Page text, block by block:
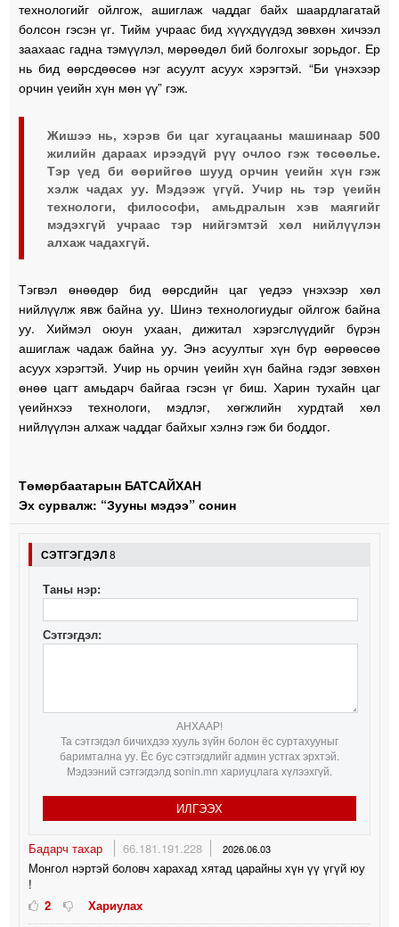
технологийг ойлгож, ашиглаж чаддаг байх шаардлагатай
болсон гэсэн үг. Тийм учраас бид хүүхдүүдэд зөвхөн хичээл
заахаас гадна тэмүүлэл, мөрөөдөл бий болгохыг зорьдог. Ер
нь бид өөрсдөөсөө нэг асуулт асуух хэрэгтэй. “Би үнэхээр
орчин үеийн хүн мөн үү” гэж.
Жишээ нь, хэрэв би цаг хугацааны машинаар 500
жилийн дараах ирээдүй рүү очлоо гэж төсөөлье.
Тэр үед би өөрийгөө шууд орчин үеийн хүн гэж
хэлж чадах уу. Мэдээж үгүй. Учир нь тэр үеийн
технологи, философи, амьдралын хэв маягийг
мэдэхгүй учраас тэр нийгэмтэй хөл нийлүүлэн
алхаж чадахгүй.
Тэгвэл өнөөдөр бид өөрсдийн цаг үедээ үнэхээр хөл
нийлүүлж явж байна уу. Шинэ технологиудыг ойлгож байна
уу. Хиймэл оюун ухаан, дижитал хэрэгслүүдийг бүрэн
ашиглаж чадаж байна уу. Энэ асуултыг хүн бүр өөрөөсөө
асуух хэрэгтэй. Учир нь орчин үеийн хүн байна гэдэг зөвхөн
өнөө цагт амьдарч байгаа гэсэн үг биш. Харин тухайн цаг
үеийнхээ технологи, мэдлэг, хөгжлийн хурдтай хөл
нийлүүлэн алхаж чаддаг байхыг хэлнэ гэж би боддог.
Төмөрбаатарын БАТСАЙХАН
Эх сурвалж: “Зууны мэдээ” сонин
СЭТГЭГДЭЛ8
Таны нэр:
Сэтгэгдэл:
АНХААР!
Та сэтгэгдэл бичихдээ хууль зүйн болон ёс суртахууныг
баримтална уу. Ёс бус сэтгэгдлийг админ устгах эрхтэй.
Мэдээний сэтгэгдэлд sonin.mn хариуцлага хүлээхгүй.
ИЛГЭЭХ
Бадарч тахар 66.181.191.228 2026.06.03
Монгол нэртэй боловч харахад хятад царайны хүн үү үгүй юу
!
2
Хариулах